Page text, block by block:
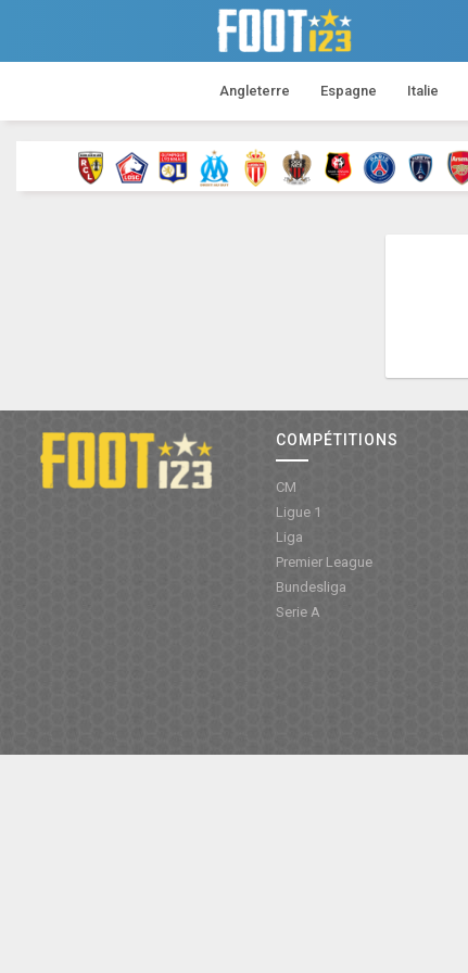
Angleterre Espagne Italie
COMPÉTITIONS
CM
Ligue 1
Liga
Premier League
Bundesliga
Serie A